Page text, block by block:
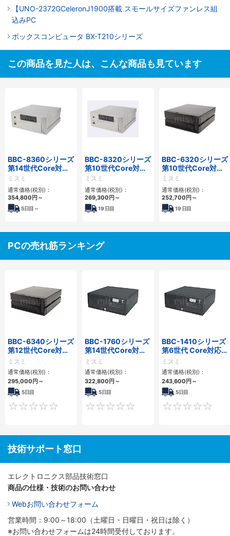
【UNO-2372GCeleronJ1900搭載 スモールサイズファンレス組
込みPC
ボックスコンピュータ BX-T210シリーズ
この商品を見た人は、こんな商品も見ています
BBC-8360シリーズ
第14世代Core対応
フロアマウント
2PCIe
ミスミ
通常価格(税別)：
354,800円～
5日目～
BBC-8320シリーズ
第10世代Core対応
小型フロアマウント
FAPC 2PCI・2PCIe
ミスミ
通常価格(税別)：
269,300円～
19 日目
BBC-6320シリーズ
第10世代Core対応
小型フロアマウント
FAPC 2PCI・2PCIe
ミスミ
通常価格(税別)：
252,700円～
19 日目
PCの売れ筋ランキング
BBC-6340シリーズ
第12世代Core対応
小型フロアマウント
PC2PCI/2PCIe
ミスミ
通常価格(税別)：
295,000円～
5日目
0
BBC-1760シリーズ
第14世代Core対応
小型フロアマウント
3PCIe
ミスミ
通常価格(税別)：
322,800円～
5日目
0
BBC-1410シリーズ
第6世代 Core対応フ
ロアマウントFAPC
3PCI・3PCIe
ミスミ
通常価格(税別)：
243,600円～
5日目
技術サポート窓口
エレクトロニクス部品技術窓口
商品の仕様・技術のお問い合わせ
Webお問い合わせフォーム
営業時間：9:00～18:00（土曜日・日曜日・祝日は除く）
※お問い合わせフォームは24時間受付しております。